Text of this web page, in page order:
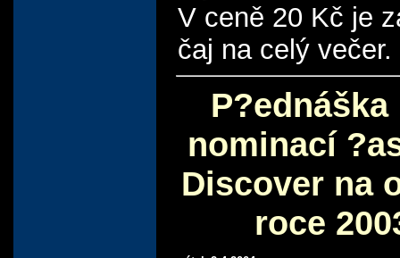
V ceně 20 Kč je
čaj na celý večer.
P?ednáška
nominací
Discover na
roce